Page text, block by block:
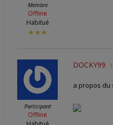
Membre
Offline
Habitué
★★★
Participant
Offline
DOCKY99
a propos du